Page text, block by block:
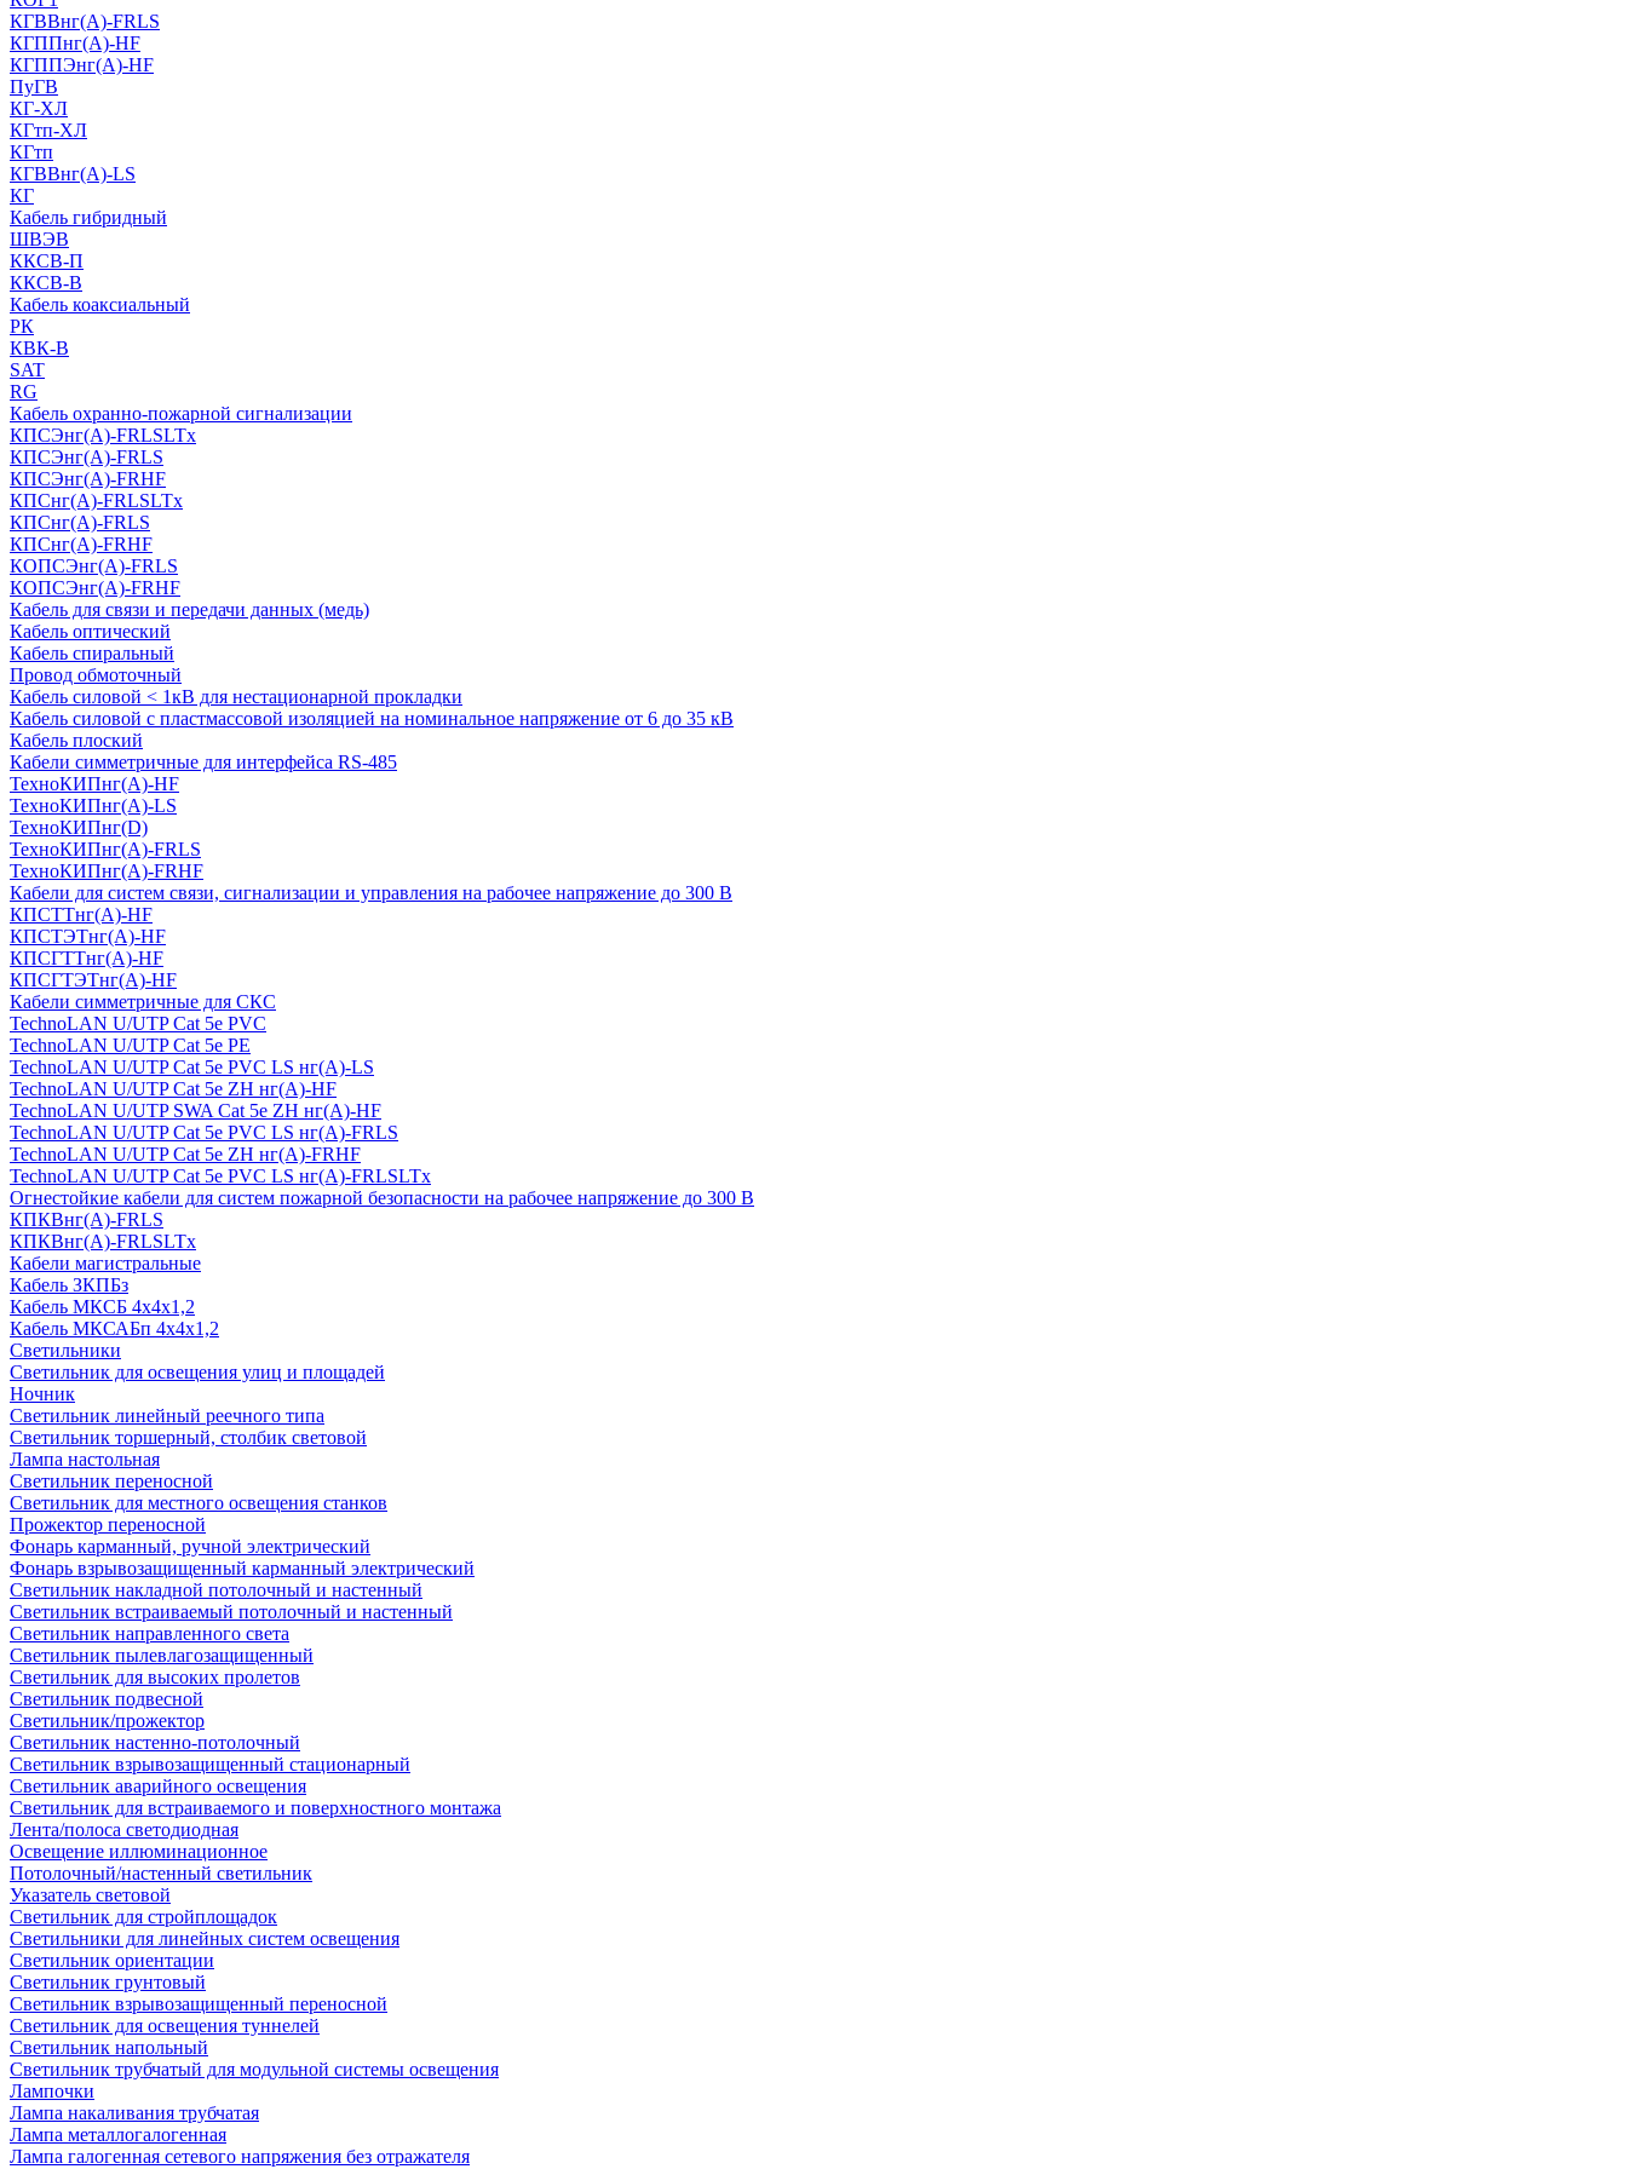
КГВВнг(А)-FRLS
КГППнг(A)-HF
КГППЭнг(A)-HF
ПуГВ
КГ-ХЛ
КГтп-ХЛ
КГтп
КГВВнг(А)-LS
КГ
Кабель гибридный
ШВЭВ
ККСВ-П
ККСВ-В
Кабель коаксиальный
РК
КВК-В
SAT
RG
Кабель охранно-пожарной сигнализации
КПСЭнг(А)-FRLSLTx
КПСЭнг(А)-FRLS
КПСЭнг(А)-FRHF
КПСнг(А)-FRLSLTx
КПСнг(А)-FRLS
КПСнг(А)-FRHF
КОПСЭнг(А)-FRLS
КОПСЭнг(А)-FRHF
Кабель для связи и передачи данных (медь)
Кабель оптический
Кабель спиральный
Провод обмоточный
Кабель силовой < 1кВ для нестационарной прокладки
Кабель силовой с пластмассовой изоляцией на номинальное напряжение от 6 до 35 кВ
Кабель плоский
Кабели симметричные для интерфейса RS-485
ТеxноКИПнг(A)-HF
ТеxноКИПнг(A)-LS
ТеxноКИПнг(D)
ТехноКИПнг(A)-FRLS
ТехноКИПнг(A)-FRHF
Кабели для систем связи, сигнализации и управления на рабочее напряжение до 300 В
КПСТТнг(A)-HF
КПСТЭТнг(A)-HF
КПСГТТнг(A)-HF
КПСГТЭТнг(A)-HF
Кабели симметричные для СКС
TechnoLAN U/UTP Cat 5e PVC
TechnoLAN U/UTP Cat 5e PE
TechnoLAN U/UTP Cat 5e PVC LS нг(A)-LS
TechnoLAN U/UTP Cat 5e ZH нг(A)-HF
TechnoLAN U/UTP SWA Cat 5e ZH нг(A)-HF
TechnoLAN U/UTP Cat 5e PVC LS нг(A)-FRLS
TechnoLAN U/UTP Cat 5e ZH нг(A)-FRHF
TechnoLAN U/UTP Cat 5e PVC LS нг(A)-FRLSLTx
Огнестойкие кабели для систем пожарной безопасности на рабочее напряжение до 300 В
КПКВнг(A)-FRLS
КПКВнг(A)-FRLSLTx
Кабели магистральные
Кабель ЗКПБз
Кабель МКСБ 4х4х1,2
Кабель МКСАБп 4х4х1,2
Светильники
Светильник для освещения улиц и площадей
Ночник
Светильник линейный реечного типа
Светильник торшерный, столбик световой
Лампа настольная
Светильник переносной
Светильник для местного освещения станков
Прожектор переносной
Фонарь карманный, ручной электрический
Фонарь взрывозащищенный карманный электрический
Светильник накладной потолочный и настенный
Светильник встраиваемый потолочный и настенный
Светильник направленного света
Светильник пылевлагозащищенный
Светильник для высоких пролетов
Светильник подвесной
Светильник/прожектор
Светильник настенно-потолочный
Светильник взрывозащищенный стационарный
Светильник аварийного освещения
Светильник для встраиваемого и поверхностного монтажа
Лента/полоса светодиодная
Освещение иллюминационное
Потолочный/настенный светильник
Указатель световой
Светильник для стройплощадок
Светильники для линейных систем освещения
Светильник ориентации
Светильник грунтовый
Светильник взрывозащищенный переносной
Светильник для освещения туннелей
Светильник напольный
Светильник трубчатый для модульной системы освещения
Лампочки
Лампа накаливания трубчатая
Лампа металлогалогенная
Лампа галогенная сетевого напряжения без отражателя